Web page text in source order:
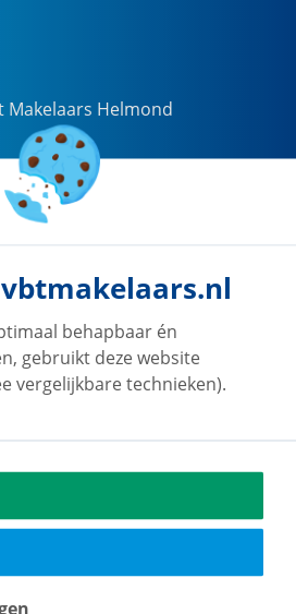
Makelaars Helmond
behapbaar én
gebruikt deze website
vergelijkbare technieken).